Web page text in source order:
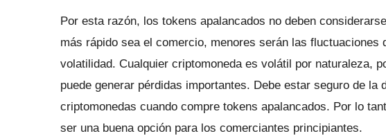
Por esta razón, los tokens apalancados no deben
más rápido sea el comercio, menores serán las
volatilidad. Cualquier criptomoneda es volátil por naturaleza,
puede generar pérdidas importantes. Debe estar seguro de la
criptomonedas cuando compre tokens apalancados. Por lo
ser una buena opción para los comerciantes principiantes.